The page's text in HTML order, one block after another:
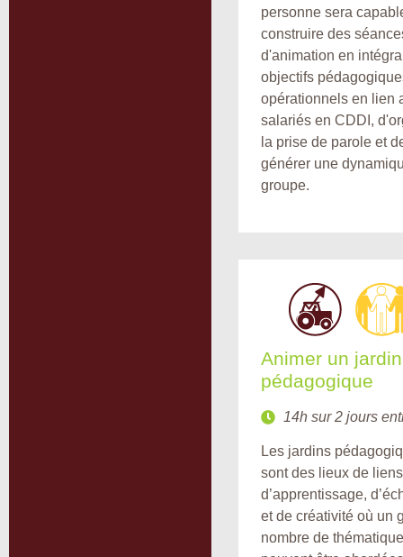
personne sera
construire des
d'animation en
objectifs
opérationnels en lien
salariés en CDDI,
la prise de parole et
générer une
groupe.
Animer un jardin
pédagogique
14h sur 2 jours
Les jardins
sont des lieux de
d’apprentissage,
et de créativité où un
nombre de